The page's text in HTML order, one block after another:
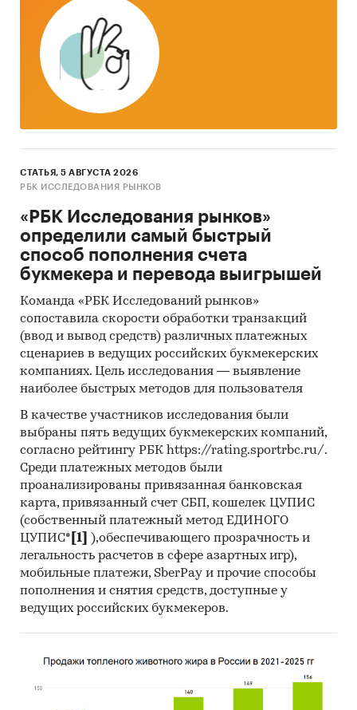
Mystery-Shopping с производителями:
того, информацию об объемах производства и
ценах мы получили, вступив в
производителями
в завуалированной форме
(Mystery-Shopping)
заказчика.
Мониторинг документов:в качестве
основных методов анализа данных выступают
так называемые (1) Традиционный
(качественный) контент-анализ интервью и
документов и (2) Квантитативный
(количественный) анализ с применением
пакетов программ, к которым имеет доступ
наше агентство.
Контент-анализ выполняется в рамках
проведения Desk Research (кабинетное
исследование). В общем виде целью
кабинетного исследования является
проанализировать ситуацию на рынке суровых
тканей из синтетики и получить (рассчитать)
показатели, характеризующие его состояние в
настоящее время и в будущем.
Источники получения информации
Базы данных Федеральной Таможенной
службы РФ, ФСГС РФ (Росстат).
Материалы DataMonitor, EuroMonitor,
Eurostat.
Печатные и электронные деловые и
специализированные издания,
Материалы участников отечественного и
СТАТЬЯ, 5 АВГУСТА 2026
РБК ИССЛЕДОВАНИЯ РЫНКОВ
«РБК Исследования рынков»
определили самый быстрый
способ пополнения счета
букмекера и перевода выигрышей
Команда «РБК Исследований рынков»
сопоставила скорости обработки транзакций
(ввод и вывод средств) различных платежных
сценариев в ведущих российских букмекерских
компаниях. Цель исследования — выявление
наиболее быстрых методов для пользователя
В качестве участников исследования были
выбраны пять ведущих букмекерских компаний,
согласно рейтингу РБК https://rating.sportrbc.ru/.
Среди платежных методов были
проанализированы привязанная банковская
карта, привязанный счет СБП, кошелек ЦУПИС
(собственный платежный метод ЕДИНОГО
ЦУПИС* [1]
),обеспечивающего прозрачность и
легальность расчетов в сфере азартных игр),
мобильные платежи, SberPay и прочие способы
пополнения и снятия средств, доступные у
ведущих российских букмекеров.